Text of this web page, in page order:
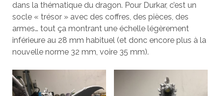
dans la thématique du dragon. Pour Durkar, c’est un
socle « trésor » avec des coffres, des pièces, des
armes… tout ça montrant une échelle légèrement
inférieure au 28 mm habituel (et donc encore plus à la
nouvelle norme 32 mm, voire 35 mm).